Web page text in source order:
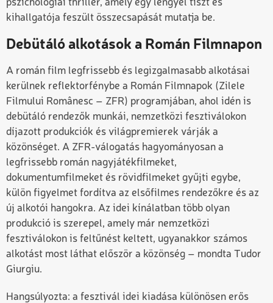
pszichológiai thriller, amely egy lengyel tiszt és
kihallgatója feszült összecsapását mutatja be.
Debütáló alkotások a Román Filmnapon
A román film legfrissebb és legizgalmasabb alkotásai
kerülnek reflektorfénybe a Román Filmnapok (Zilele
Filmului Românesc – ZFR) programjában, ahol idén is
debütáló rendezők munkái, nemzetközi fesztiválokon
díjazott produkciók és világpremierek várják a
közönséget. A ZFR-válogatás hagyományosan a
legfrissebb román nagyjátékfilmeket,
dokumentumfilmeket és rövidfilmeket gyűjti egybe,
külön figyelmet fordítva az elsőfilmes rendezőkre és az
új alkotói hangokra. Az idei kínálatban több olyan
produkció is szerepel, amely már nemzetközi
fesztiválokon is feltűnést keltett, ugyanakkor számos
alkotást most láthat először a közönség – mondta Tudor
Giurgiu.
Hangsúlyozta: a fesztivál idei kiadása különösen erős